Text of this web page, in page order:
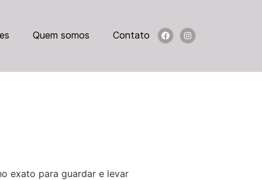
Quem somos Contato
exato para guardar e levar